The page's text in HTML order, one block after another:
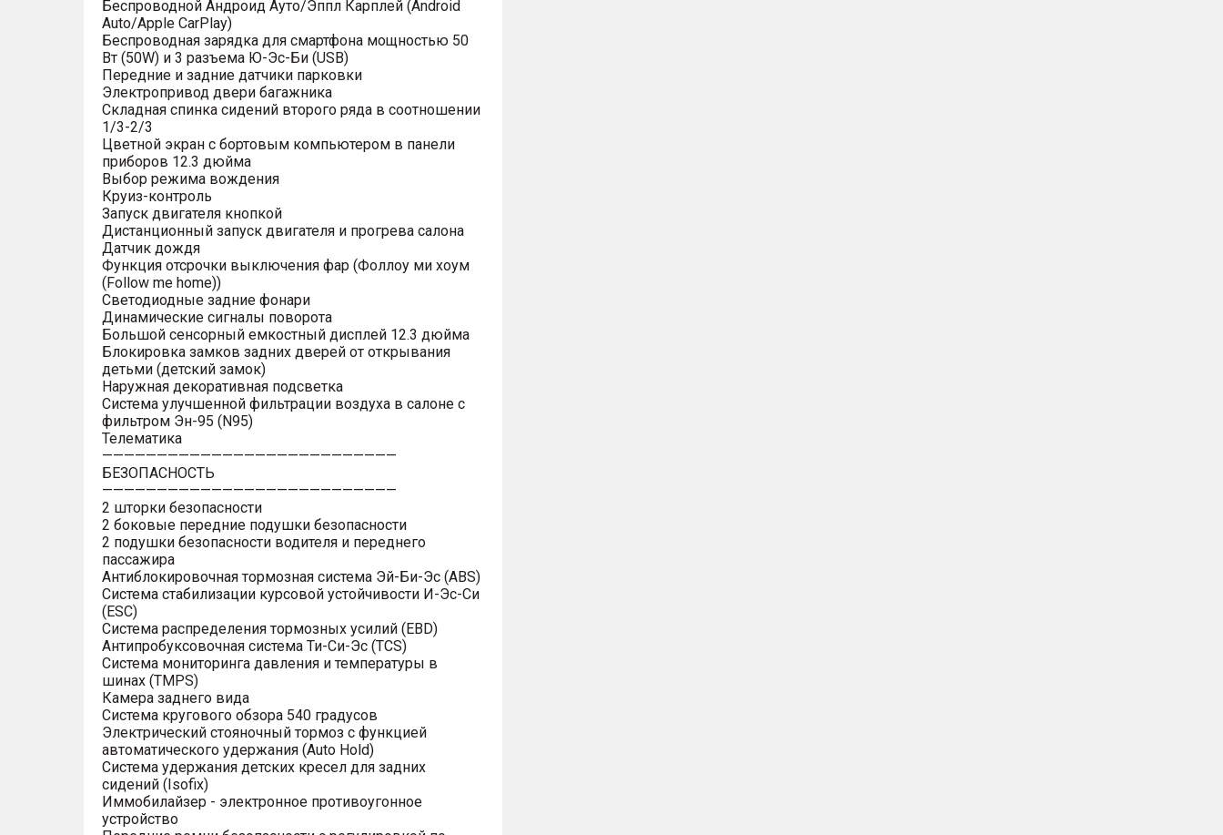
Беспроводной Андроид Ауто/Эппл Карплей (Android
Auto/Apple CarPlay)
Беспроводная зарядка для смартфона мощностью 50
Вт (50W) и 3 разъема Ю-Эс-Би (USB)
Передние и задние датчики парковки
Электропривод двери багажника
Складная спинка сидений второго ряда в соотношении
1/3-2/3
Цветной экран с бортовым компьютером в панели
приборов 12.3 дюйма
Выбор режима вождения
Круиз-контроль
Запуск двигателя кнопкой
Дистанционный запуск двигателя и прогрева салона
Датчик дождя
Функция отсрочки выключения фар (Фоллоу ми хоум
(Follow me home))
Светодиодные задние фонари
Динамические сигналы поворота
Большой сенсорный емкостный дисплей 12.3 дюйма
Блокировка замков задних дверей от открывания
детьми (детский замок)
Наружная декоративная подсветка
Система улучшенной фильтрации воздуха в салоне с
фильтром Эн-95 (N95)
Телематика
———————————————————————————
БЕЗОПАСНОСТЬ
———————————————————————————
2 шторки безопасности
2 боковые передние подушки безопасности
2 подушки безопасности водителя и переднего
пассажира
Антиблокировочная тормозная система Эй-Би-Эс (ABS)
Система стабилизации курсовой устойчивости И-Эс-Си
(ESC)
Система распределения тормозных усилий (EBD)
Антипробуксовочная система Ти-Си-Эс (TCS)
Система мониторинга давления и температуры в
шинах (TMPS)
Камера заднего вида
Система кругового обзора 540 градусов
Электрический стояночный тормоз с функцией
автоматического удержания (Auto Hold)
Система удержания детских кресел для задних
сидений (Isofix)
Иммобилайзер - электронное противоугонное
устройство